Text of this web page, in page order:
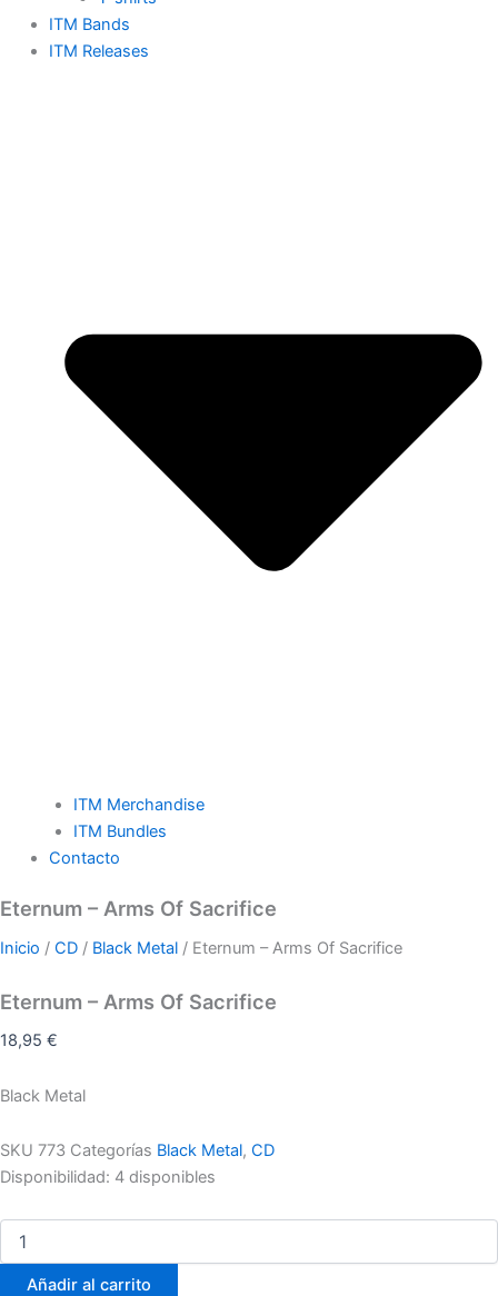
ITM Bands
ITM Releases
ITM Merchandise
ITM Bundles
Contacto
Eternum – Arms Of Sacrifice
Inicio / CD / Black Metal / Eternum – Arms Of Sacrifice
Eternum – Arms Of Sacrifice
18,95 €
Black Metal
SKU 773 Categorías Black Metal, CD
Disponibilidad: 4 disponibles
Añadir al carrito